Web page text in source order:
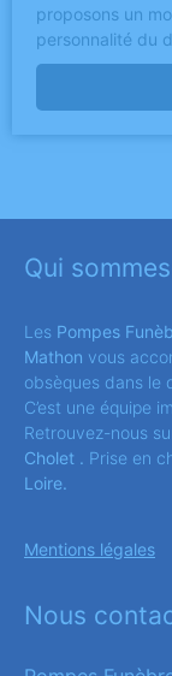
proposons un
personnalité du
Qui
Les Pompes
Mathon vous
obsèques dans le
C’est une équipe
Retrouvez-nous
Cholet . Prise en
Loire.
Mentions légales
Nous